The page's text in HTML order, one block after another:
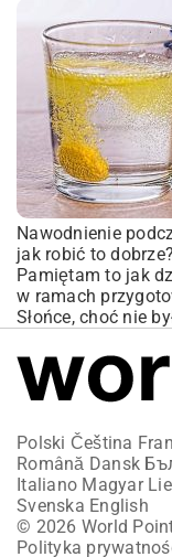
Nawodnienie
jak robić to dobrze?
Pamiętam to jak
w ramach
Słońce, choć nie
Polski Čeština
Română Dansk
Italiano Magyar
Svenska English
© 2026 World
Polityka